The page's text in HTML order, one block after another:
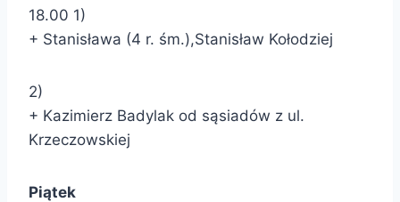
18.00 1)
+ Stanisława (4 r. śm.),Stanisław Kołodziej
2)
+ Kazimierz Badylak od sąsiadów z ul.
Krzeczowskiej
Piątek